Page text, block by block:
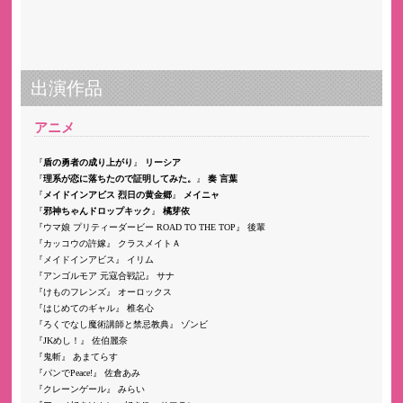
出演作品
アニメ
盾の勇者の成り上がり
リーシア
理系が恋に落ちたので証明してみた。
奏 言葉
メイドインアビス 烈日の黄金郷
メイニャ
邪神ちゃんドロップキック
橘芽依
ウマ娘 プリティーダービー ROAD TO THE TOP
後輩
カッコウの許嫁
クラスメイトＡ
メイドインアビス
イリム
アンゴルモア 元寇合戦記
サナ
けものフレンズ
オーロックス
はじめてのギャル
椎名心
ろくでなし魔術講師と禁忌教典
ゾンビ
JKめし！
佐伯麗奈
鬼斬
あまてらす
パンでPeace!
佐倉あみ
クレーンゲール
みらい